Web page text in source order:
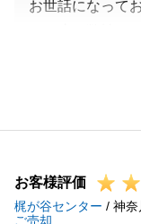
お世話になって
N様には販売開
期間中もご自宅
き大変感謝いた
おります。
是非、お近くで
お客様評価
梶が谷センター / 神奈
ご売却